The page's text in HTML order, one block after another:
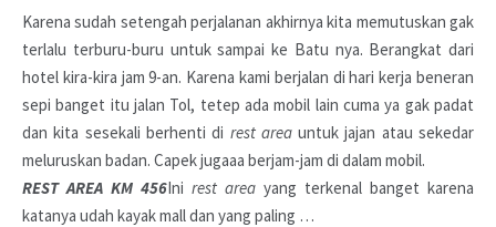
Karena sudah setengah perjalanan akhirnya kita memutuskan gak
terlalu terburu-buru untuk sampai ke Batu nya. Berangkat dari
hotel kira-kira jam 9-an. Karena kami berjalan di hari kerja beneran
sepi banget itu jalan Tol, tetep ada mobil lain cuma ya gak padat
dan kita sesekali berhenti di rest areauntuk jajan atau sekedar
meluruskan badan. Capek jugaaa berjam-jam di dalam mobil.
REST AREA KM 456Ini rest area yang terkenal banget karena
katanya udah kayak mall dan yang paling …